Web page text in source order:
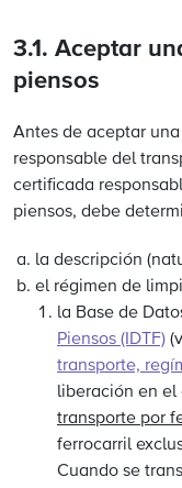
3.1. Aceptar
piensos
Antes de aceptar
responsable del
certificada
piensos, debe
la descripción
el régimen de
la Base de
Piensos (IDTF)
transporte,
liberación en el
transporte por
ferrocarril
Cuando se